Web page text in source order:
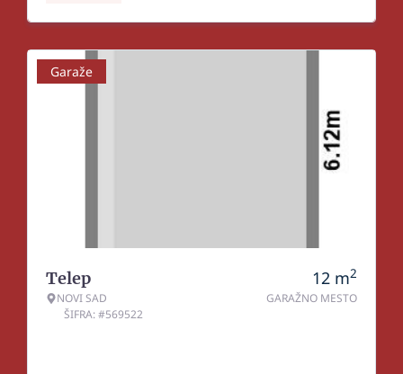
Garaže
Telep
NOVI SAD
ŠIFRA: #569522
12 m2
GARAŽNO MESTO